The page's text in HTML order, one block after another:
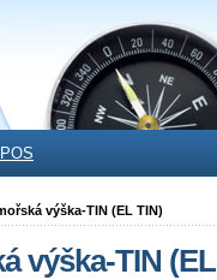
výška-TIN (EL TIN)
výška-TIN (EL